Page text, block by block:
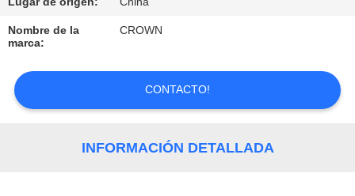
DE
CALIDAD
CONTACTO
Nombre de la
marca:
CROWN
CONTACTO!
INFORMACIÓN DETALLADA